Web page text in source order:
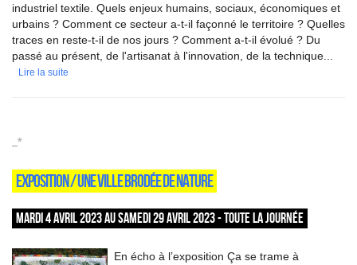
industriel textile. Quels enjeux humains, sociaux, économiques et
urbains ? Comment ce secteur a-t-il façonné le territoire ? Quelles
traces en reste-t-il de nos jours ? Comment a-t-il évolué ? Du
passé au présent, de l'artisanat à l'innovation, de la technique...
Lire la suite
_*
EXPOSITION / UNE VILLE BRODÉE DE NATURE
MARDI 4 AVRIL 2023 AU SAMEDI 29 AVRIL 2023 - TOUTE LA JOURNÉE
En écho à l’exposition Ça se trame à